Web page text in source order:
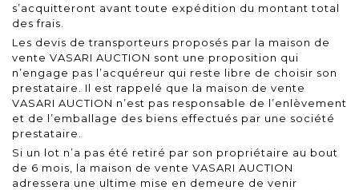
s’acquitteront avant toute expédition du montant total
des frais.
Les devis de transporteurs proposés par la maison de
vente VASARI AUCTION sont une proposition qui
n’engage pas l’acquéreur qui reste libre de choisir son
prestataire. Il est rappelé que la maison de vente
VASARI AUCTION n’est pas responsable de l’enlèvement
et de l’emballage des biens effectués par une société
prestataire.
Si un lot n’a pas été retiré par son propriétaire au bout
de 6 mois, la maison de vente VASARI AUCTION
adressera une ultime mise en demeure de venir